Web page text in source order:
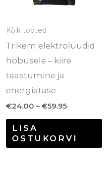
teha
tootelehel.
Kõik tooted
Trikem elektrolüüdid
hobusele – kiire
taastumine ja
energiatase
€24.00 – €59.95
LISA
OSTUKORVI